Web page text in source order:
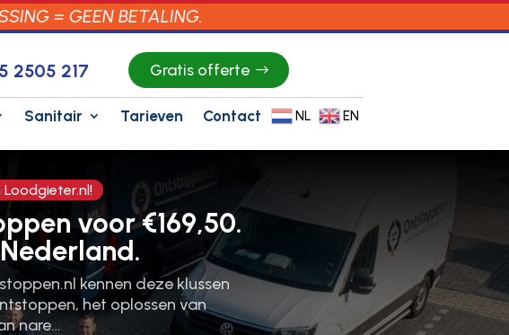
= GEEN BETALING.
2505 217 Gratis offerte
Sanitair Tarieven Contact NL EN
voor €169,50.
kennen deze klussen
het oplossen van
nare…